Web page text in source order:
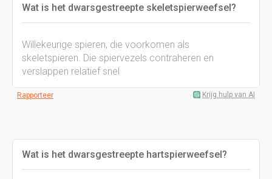
Wat is het dwarsgestreepte skeletspierweefsel?
Willekeurige spieren, die voorkomen als
skeletspieren. Die spiervezels contraheren en
verslappen relatief snel
Rapporteer Krijg hulp van AI
Wat is het dwarsgestreepte hartspierweefsel?